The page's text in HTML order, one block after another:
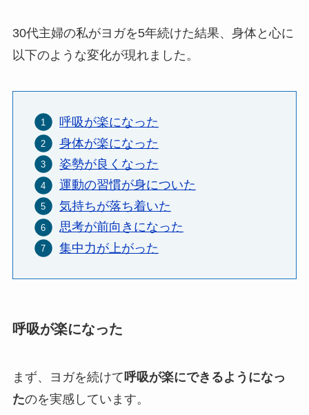
30代主婦の私がヨガを5年続けた結果、身体と心に
以下のような変化が現れました。
呼吸が楽になった
身体が楽になった
姿勢が良くなった
運動の習慣が身についた
気持ちが落ち着いた
思考が前向きになった
集中力が上がった
呼吸が楽になった
まず、ヨガを続けて 呼吸が楽にできるようになっ
たのを実感しています。